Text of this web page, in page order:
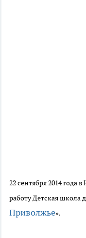
22 сентября 2014 года
работу Детская школа
Приволжье».